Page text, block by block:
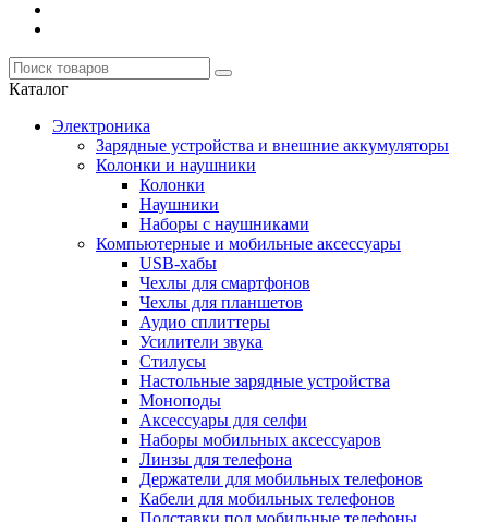
Каталог
Электроника
Зарядные устройства и внешние аккумуляторы
Колонки и наушники
Колонки
Наушники
Наборы с наушниками
Компьютерные и мобильные аксессуары
USB-хабы
Чехлы для смартфонов
Чехлы для планшетов
Аудио сплиттеры
Усилители звука
Стилусы
Настольные зарядные устройства
Моноподы
Аксессуары для селфи
Наборы мобильных аксессуаров
Линзы для телефона
Держатели для мобильных телефонов
Кабели для мобильных телефонов
Подставки под мобильные телефоны